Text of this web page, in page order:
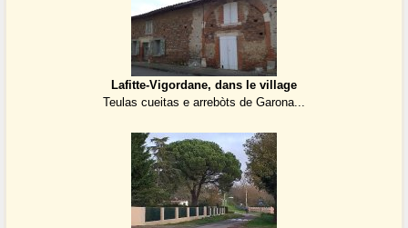
Lafitte-Vigordane, dans le village
Teulas cueitas e arrebòts de Garona...